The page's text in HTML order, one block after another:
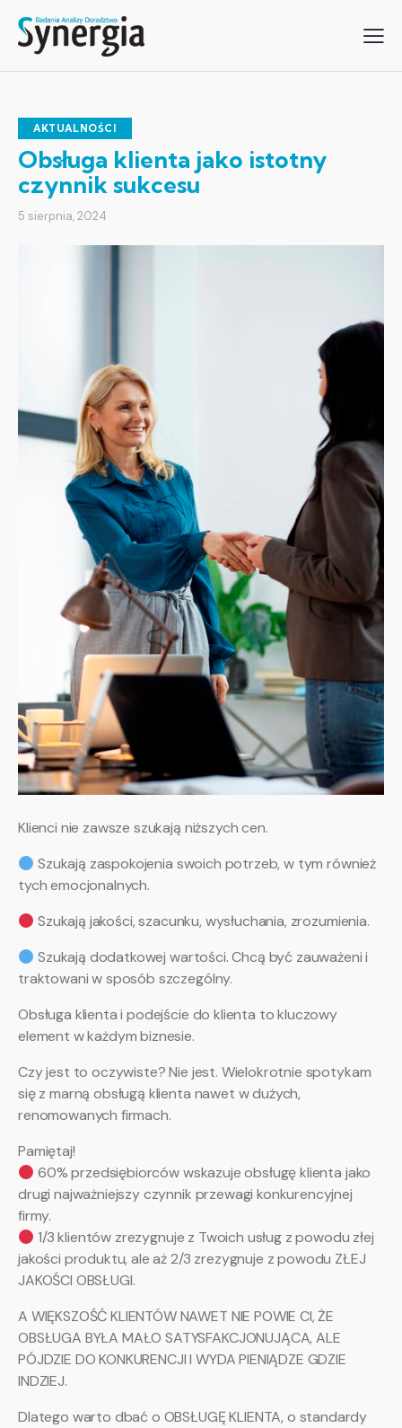
AKTUALNOŚCI
Obsługa klienta jako istotny
czynnik sukcesu
5 sierpnia, 2024
Klienci nie zawsze szukają niższych cen.
Szukają zaspokojenia swoich potrzeb, w tym również
tych emocjonalnych.
Szukają jakości, szacunku, wysłuchania, zrozumienia.
Szukają dodatkowej wartości. Chcą być zauważeni i
traktowani w sposób szczególny.
Obsługa klienta i podejście do klienta to kluczowy
element w każdym biznesie.
Czy jest to oczywiste? Nie jest. Wielokrotnie spotykam
się z marną obsługą klienta nawet w dużych,
renomowanych firmach.
Pamiętaj!
60% przedsiębiorców wskazuje obsługę klienta jako
drugi najważniejszy czynnik przewagi konkurencyjnej
firmy.
1/3 klientów zrezygnuje z Twoich usług z powodu złej
jakości produktu, ale aż 2/3 zrezygnuje z powodu ZŁEJ
JAKOŚCI OBSŁUGI.
A WIĘKSZOŚĆ KLIENTÓW NAWET NIE POWIE CI, ŻE
OBSŁUGA BYŁA MAŁO SATYSFAKCJONUJĄCA, ALE
PÓJDZIE DO KONKURENCJI I WYDA PIENIĄDZE GDZIE
INDZIEJ.
Dlatego warto dbać o OBSŁUGĘ KLIENTA, o standardy